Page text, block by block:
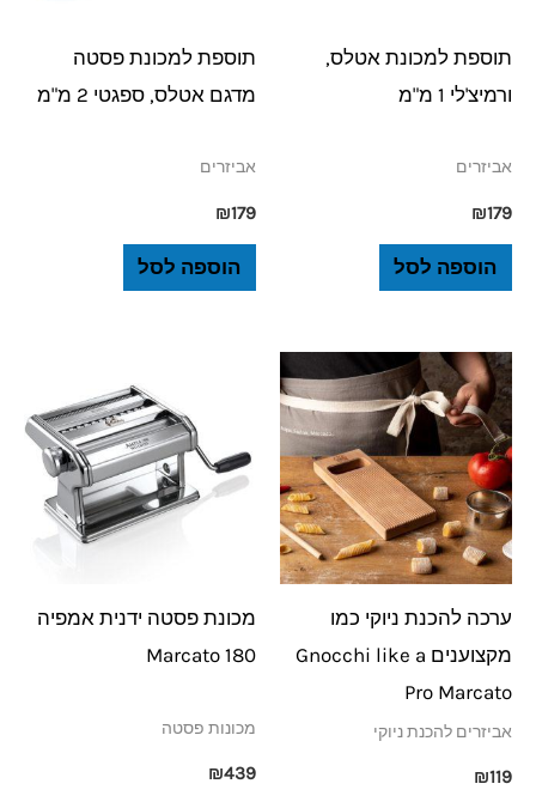
תוספת למכונת אטלס,
ורמיצ'לי 1 מ"מ
אביזרים
₪179
הוספה לסל
תוספת למכונת פסטה
מדגם אטלס, ספגטי 2 מ"מ
אביזרים
₪179
הוספה לסל
ערכה להכנת ניוקי כמו
מקצוענים Gnocchi like a
Pro Marcato
אביזרים להכנת ניוקי
₪119
מכונת פסטה ידנית אמפיה
180 Marcato
מכונות פסטה
₪439